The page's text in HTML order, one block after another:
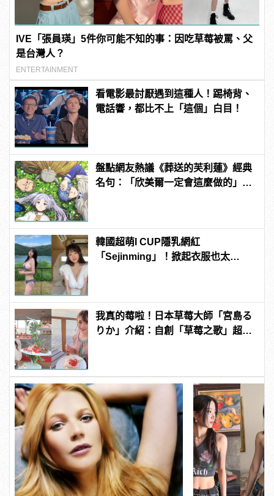
IVE「張員瑛」5件你可能不知的事：因吃草莓被罵、父
是台灣人？
ENTERTAINMENT
看電影最討厭遇到這種人！踢椅背、
電話響，都比不上「這個」白目！
盤點網友熱議《葬送的芙利蓮》經典
名句：「欣美爾一定會這麼做的」超
韓國超萌I CUP隱乳網紅
「Sejinming」！掀起衣服也太
我真的莓啦！日本草莓大師「宮島る
りか」介紹：自創「草莓之歌」超洗